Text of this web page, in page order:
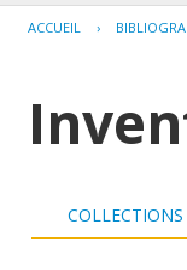
ACCUEIL ›
COLLECTIONS